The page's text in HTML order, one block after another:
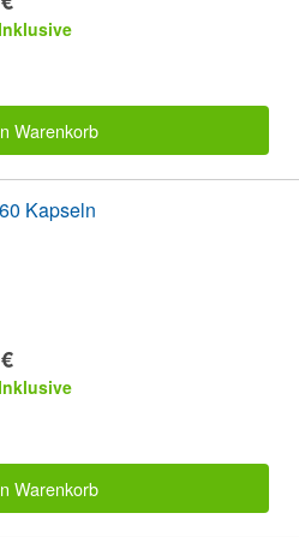
Warenkorb
Kapseln
Warenkorb